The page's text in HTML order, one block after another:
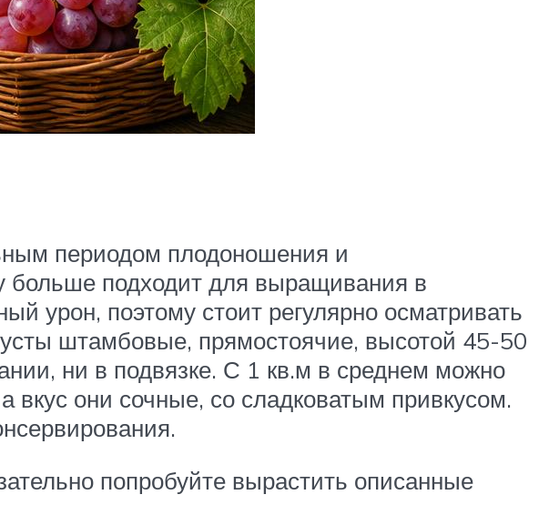
периодом плодоношения и
больше подходит для выращивания в
урон, поэтому стоит регулярно осматривать
штамбовые, прямостоячие, высотой 45-50
ни в подвязке. С 1 кв.м в среднем можно
вкус они сочные, со сладковатым привкусом.
попробуйте вырастить описанные